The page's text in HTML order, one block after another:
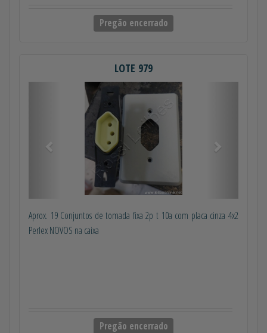
Pregão encerrado
LOTE 979
Aprox. 19 Conjuntos de tomada fixa 2p t 10a com placa cinza 4x2
Perlex NOVOS na caixa
Pregão encerrado